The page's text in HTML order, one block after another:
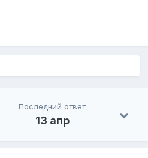
Последний ответ
13 апр